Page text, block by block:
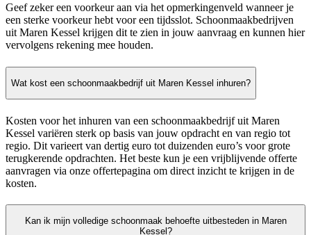
Geef zeker een voorkeur aan via het opmerkingenveld wanneer je
een sterke voorkeur hebt voor een tijdsslot. Schoonmaakbedrijven
uit Maren Kessel krijgen dit te zien in jouw aanvraag en kunnen hier
vervolgens rekening mee houden.
Wat kost een schoonmaakbedrijf uit Maren Kessel inhuren?
Kosten voor het inhuren van een schoonmaakbedrijf uit Maren
Kessel variëren sterk op basis van jouw opdracht en van regio tot
regio. Dit varieert van dertig euro tot duizenden euro’s voor grote
terugkerende opdrachten. Het beste kun je een vrijblijvende offerte
aanvragen via onze offertepagina om direct inzicht te krijgen in de
kosten.
Kan ik mijn volledige schoonmaak behoefte uitbesteden in Maren
Kessel?